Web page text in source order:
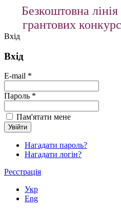
Безкоштовна
грантових
Вхід
Вхід
E-mail *
Пароль *
Пам'ятати мене
Нагадати пароль?
Нагадати логін?
Реєстрація
Укр
Eng